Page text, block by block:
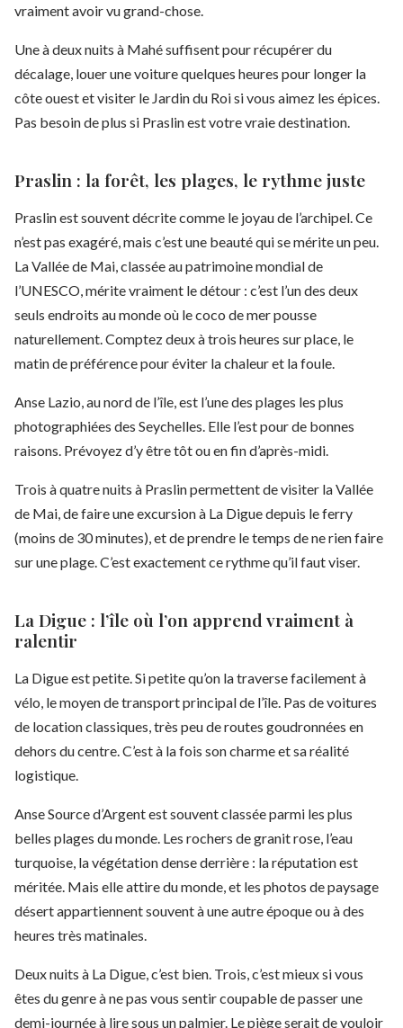
vraiment avoir vu grand-chose.
Une à deux nuits à Mahé suffisent pour récupérer du
décalage, louer une voiture quelques heures pour longer la
côte ouest et visiter le Jardin du Roi si vous aimez les épices.
Pas besoin de plus si Praslin est votre vraie destination.
Praslin : la forêt, les plages, le rythme juste
Praslin est souvent décrite comme le joyau de l’archipel. Ce
n’est pas exagéré, mais c’est une beauté qui se mérite un peu.
La Vallée de Mai, classée au patrimoine mondial de
l’UNESCO, mérite vraiment le détour : c’est l’un des deux
seuls endroits au monde où le coco de mer pousse
naturellement. Comptez deux à trois heures sur place, le
matin de préférence pour éviter la chaleur et la foule.
Anse Lazio, au nord de l’île, est l’une des plages les plus
photographiées des Seychelles. Elle l’est pour de bonnes
raisons. Prévoyez d’y être tôt ou en fin d’après-midi.
Trois à quatre nuits à Praslin permettent de visiter la Vallée
de Mai, de faire une excursion à La Digue depuis le ferry
(moins de 30 minutes), et de prendre le temps de ne rien faire
sur une plage. C’est exactement ce rythme qu’il faut viser.
La Digue : l’île où l’on apprend vraiment à
ralentir
La Digue est petite. Si petite qu’on la traverse facilement à
vélo, le moyen de transport principal de l’île. Pas de voitures
de location classiques, très peu de routes goudronnées en
dehors du centre. C’est à la fois son charme et sa réalité
logistique.
Anse Source d’Argent est souvent classée parmi les plus
belles plages du monde. Les rochers de granit rose, l’eau
turquoise, la végétation dense derrière : la réputation est
méritée. Mais elle attire du monde, et les photos de paysage
désert appartiennent souvent à une autre époque ou à des
heures très matinales.
Deux nuits à La Digue, c’est bien. Trois, c’est mieux si vous
êtes du genre à ne pas vous sentir coupable de passer une
demi-journée à lire sous un palmier. Le piège serait de vouloir